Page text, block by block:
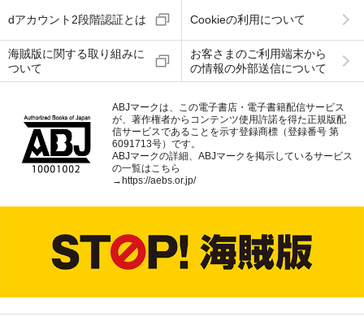
dアカウント2段階認証とは Cookieの利用について
海賊版に関する取り組みに
ついて
お客さまのご利用端末から
の情報の外部送信について
ABJマークは、この電子書店・電子書籍配信サービス
が、著作権者からコンテンツ使用許諾を得た正規版配
信サービスであることを示す登録商標（登録番号 第
6091713号）です。
ABJマークの詳細、ABJマークを掲示しているサービス
の一覧はこちら
→https://aebs.or.jp/